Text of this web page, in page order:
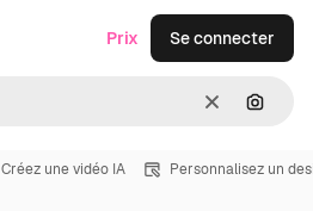
Effacer
Prix Se connecter
Créez une vidéo IA Personnalisez un